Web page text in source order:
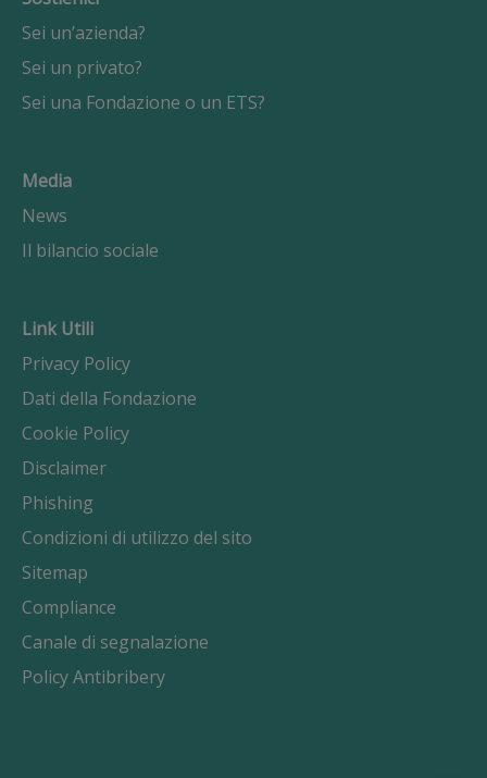
Sei un’azienda?
Sei un privato?
Sei una Fondazione o un ETS?
Media
News
Il bilancio sociale
Link Utili
Privacy Policy
Dati della Fondazione
Cookie Policy
Disclaimer
Phishing
Condizioni di utilizzo del sito
Sitemap
Compliance
Canale di segnalazione
Policy Antibribery